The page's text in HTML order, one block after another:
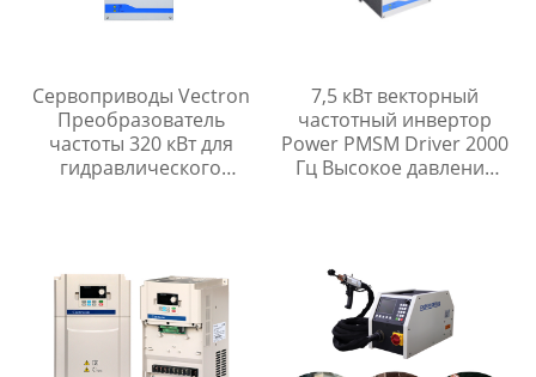
Сервоприводы Vectron
Преобразователь
частоты 320 кВт для
гидравлического
7,5 кВт векторный
частотный инвертор
Power PMSM Driver 2000
Гц Высокое давление